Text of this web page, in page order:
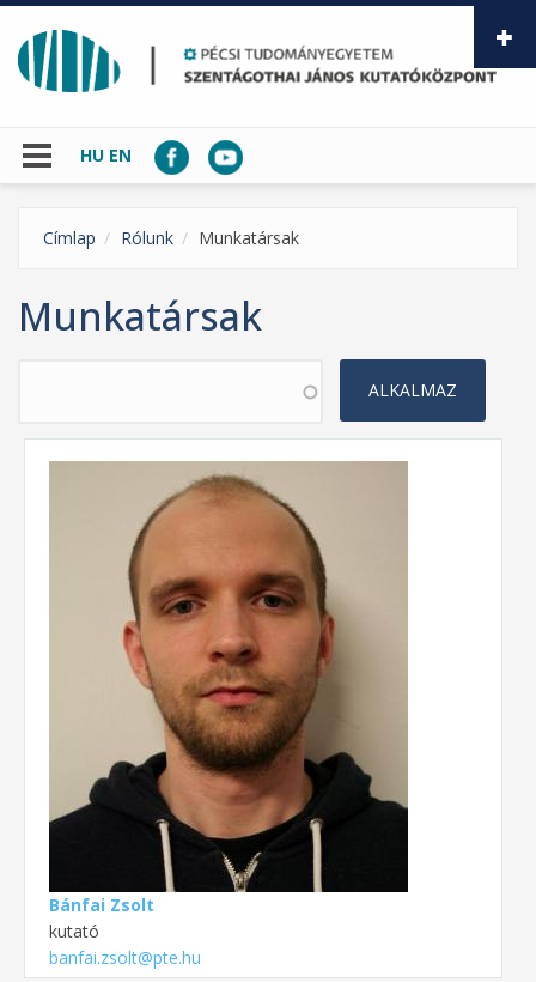
Ugrás a tartalomra
HU EN
Címlap Rólunk Munkatársak
Munkatársak
Bánfai Zsolt
kutató
banfai.zsolt@pte.hu